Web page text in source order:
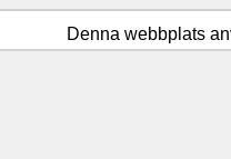
Denna webbplats